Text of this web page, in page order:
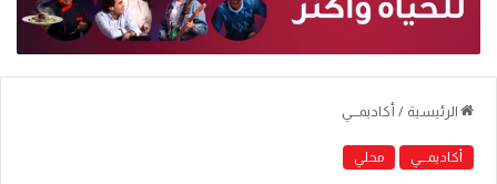
الرئيسية / أكاديمـــي
أكاديمـــي محلي